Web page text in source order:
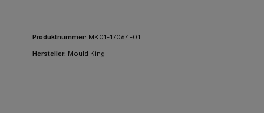
Produktnummer: MK01-17064-01
Hersteller: Mould King